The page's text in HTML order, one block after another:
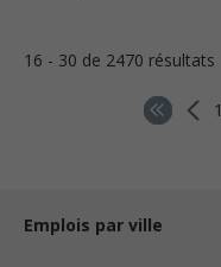
16 - 30 de 2470 résultats
1
Emplois par ville